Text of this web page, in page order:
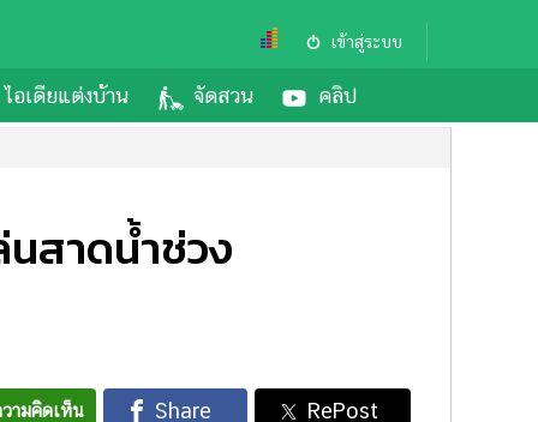
เข้าสู่ระบบ
ไอเดียแต่งบ้าน จัดสวน คลิป
นสาดน้ำช่วง
ามคิดเห็น